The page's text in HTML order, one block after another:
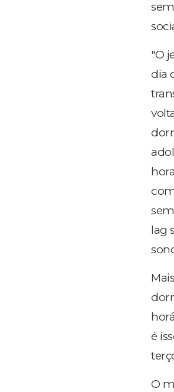
"O
dia
lag
é
O